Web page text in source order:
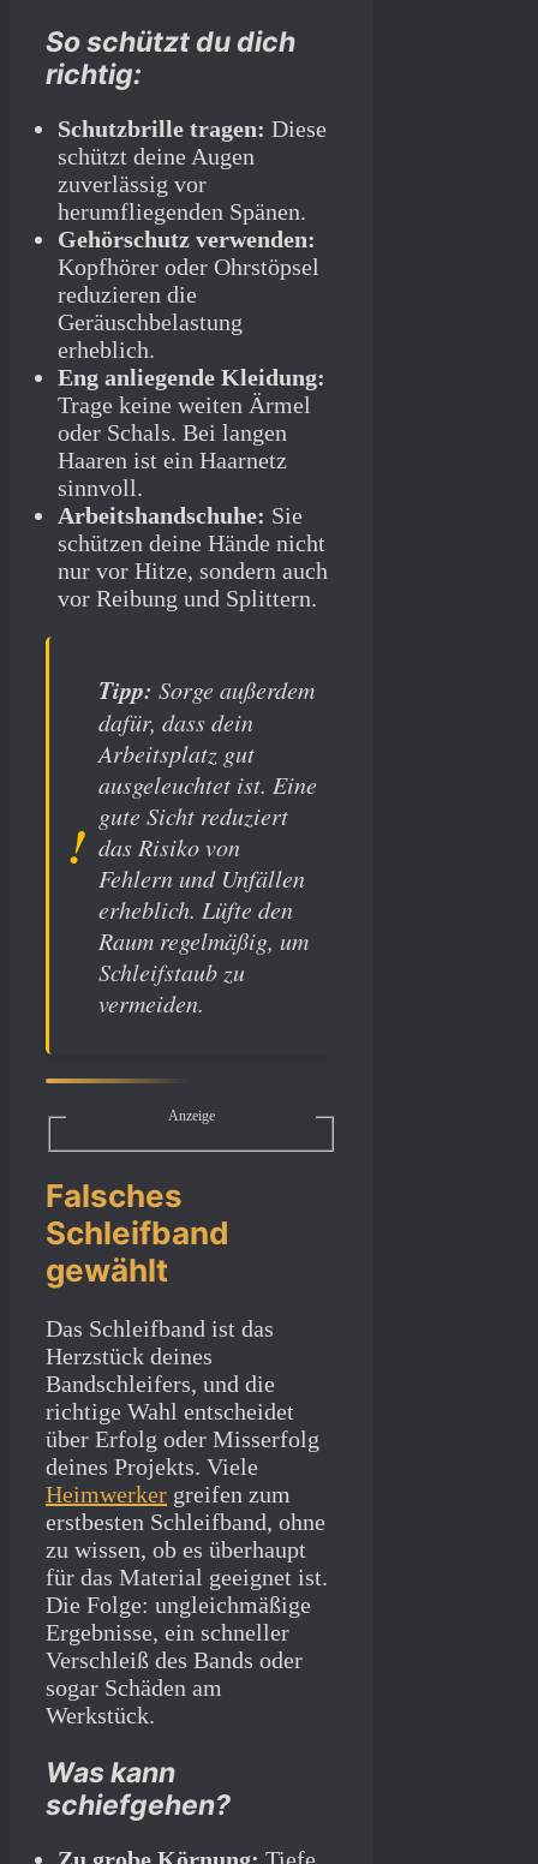
So schützt du dich
richtig:
Schutzbrille tragen: Diese
schützt deine Augen
zuverlässig vor
herumfliegenden Spänen.
Gehörschutz verwenden:
Kopfhörer oder Ohrstöpsel
reduzieren die
Geräuschbelastung
erheblich.
Eng anliegende Kleidung:
Trage keine weiten Ärmel
oder Schals. Bei langen
Haaren ist ein Haarnetz
sinnvoll.
Arbeitshandschuhe: Sie
schützen deine Hände nicht
nur vor Hitze, sondern auch
vor Reibung und Splittern.
Tipp: Sorge außerdem
dafür, dass dein
Arbeitsplatz gut
ausgeleuchtet ist. Eine
gute Sicht reduziert
das Risiko von
Fehlern und Unfällen
erheblich. Lüfte den
Raum regelmäßig, um
Schleifstaub zu
vermeiden.
Anzeige
Falsches
Schleifband
gewählt
Das Schleifband ist das
Herzstück deines
Bandschleifers, und die
richtige Wahl entscheidet
über Erfolg oder Misserfolg
deines Projekts. Viele
Heimwerker greifen zum
erstbesten Schleifband, ohne
zu wissen, ob es überhaupt
für das Material geeignet ist.
Die Folge: ungleichmäßige
Ergebnisse, ein schneller
Verschleiß des Bands oder
sogar Schäden am
Werkstück.
Was kann
schiefgehen?